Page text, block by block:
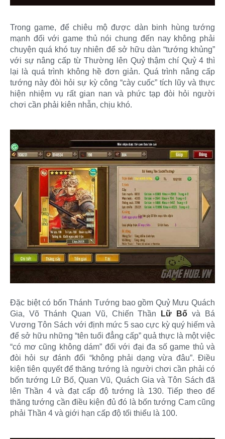
Trong game, để chiêu mộ được dàn binh hùng tướng
mạnh đối với game thủ nói chung đến nay không phải
chuyện quá khó tuy nhiên để sở hữu dàn “tướng khủng”
với sự nâng cấp từ Thường lên Quỷ thậm chí Quỷ 4 thì
lại là quá trình không hề đơn giản. Quá trình nâng cấp
tướng này đòi hỏi sự kỳ công “cày cuốc” tích lũy và thực
hiện nhiệm vụ rất gian nan và phức tạp đòi hỏi người
chơi cần phải kiên nhẫn, chịu khó.
Đặc biệt có bốn Thánh Tướng bao gồm Quỷ Mưu Quách
Gia, Võ Thánh Quan Vũ, Chiến Thần
Lữ Bố và Bá
Vương Tôn Sách với định mức 5 sao cực kỳ quý hiếm và
để sở hữu những “tên tuổi đẳng cấp” quả thực là một việc
“có mơ cũng không dám” đối với đại đa số game thủ và
đòi hỏi sự đánh đổi “không phải dạng vừa đâu”. Điều
kiện tiên quyết để thăng tướng là người chơi cần phải có
bốn tướng Lữ Bố, Quan Vũ, Quách Gia và Tôn Sách đã
lên Thần 4 và đạt cấp độ tướng là 130. Tiếp theo để
thăng tướng cần điều kiện đủ đó là bốn tướng Cam cũng
phải Thần 4 và giới hạn cấp độ tối thiểu là 100.